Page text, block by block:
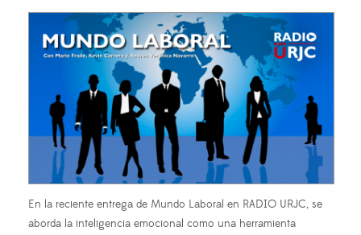
En la reciente entrega de Mundo Laboral en RADIO URJC, se
aborda la inteligencia emocional como una herramienta